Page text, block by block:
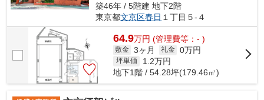
築46年 / 5階建 地下2階
東京都文京区春日 １丁目５-４
64.9万円 (管理費等：- )
敷金 3ヶ月 礼金 0万円
坪単価 1.2万円
地下1階 / 54.28坪(179.46㎡)